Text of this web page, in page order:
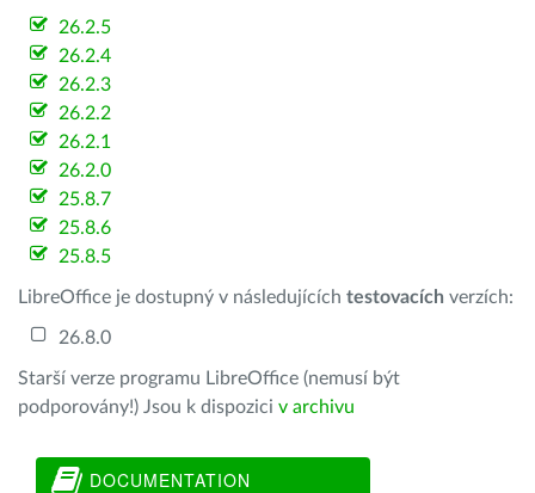
26.2.5
26.2.4
26.2.3
26.2.2
26.2.1
26.2.0
25.8.7
25.8.6
25.8.5
LibreOffice je dostupný v následujících testovacích verzích:
26.8.0
Starší verze programu LibreOffice (nemusí být
podporovány!) Jsou k dispozici v archivu
DOCUMENTATION